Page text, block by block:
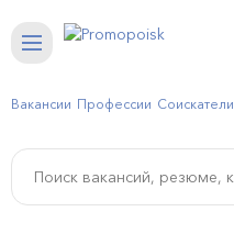
Вакансии Профессии Соискатели